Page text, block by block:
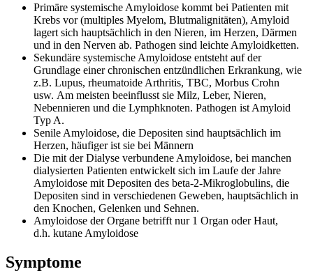
Primäre systemische Amyloidose kommt bei Patienten mit
Krebs vor (multiples Myelom, Blutmalignitäten), Amyloid
lagert sich hauptsächlich in den Nieren, im Herzen, Därmen
und in den Nerven ab. Pathogen sind leichte Amyloidketten.
Sekundäre systemische Amyloidose entsteht auf der
Grundlage einer chronischen entzündlichen Erkrankung, wie
z.B. Lupus, rheumatoide Arthritis, TBC, Morbus Crohn
usw. Am meisten beeinflusst sie Milz, Leber, Nieren,
Nebennieren und die Lymphknoten. Pathogen ist Amyloid
Typ A.
Senile Amyloidose, die Depositen sind hauptsächlich im
Herzen, häufiger ist sie bei Männern
Die mit der Dialyse verbundene Amyloidose, bei manchen
dialysierten Patienten entwickelt sich im Laufe der Jahre
Amyloidose mit Depositen des beta-2-Mikroglobulins, die
Depositen sind in verschiedenen Geweben, hauptsächlich in
den Knochen, Gelenken und Sehnen.
Amyloidose der Organe betrifft nur 1 Organ oder Haut,
d.h. kutane Amyloidose
Symptome